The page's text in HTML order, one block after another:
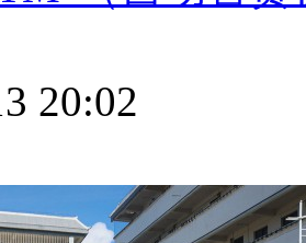
20:02